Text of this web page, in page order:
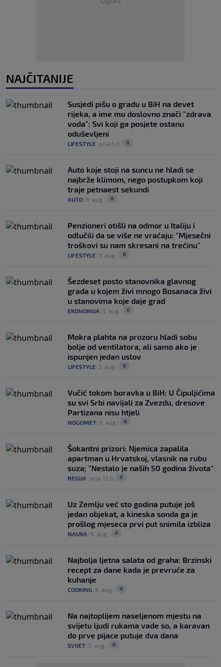
NAJČITANIJE
Susjedi pišu o gradu u BiH na devet
rijeka, a ime mu doslovno znači "zdrava
voda": Svi koji ga posjete ostanu
oduševljeni
LIFESTYLE prije 5 h 0
Auto koje stoji na suncu ne hladi se
najbrže klimom, nego postupkom koji
traje petnaest sekundi
AUTO 6. aug. 0
Penzioneri otišli na odmor u Italiju i
odlučili da se više ne vraćaju: "Mjesečni
troškovi su nam skresani na trećinu"
LIFESTYLE 5. aug. 0
Šezdeset posto stanovnika glavnog
grada u kojem živi mnogo Bosanaca živi
u stanovima koje daje grad
EKONOMIJA 5. aug. 0
Mokra plahta na prozoru hladi sobu
bolje od ventilatora, ali samo ako je
ispunjen jedan uslov
LIFESTYLE 5. aug. 0
Vučić tokom boravka u BiH: U Čipuljićima
su svi Srbi navijali za Zvezdu, dresove
Partizana nisu htjeli
NOGOMET 6. aug. 0
Šokantni prizori: Njemica zapalila
apartman u Hrvatskoj, vlasnik na rubu
suza; "Nestalo je naših 50 godina života"
REGIJA prije 12 h 0
Uz Zemlju već sto godina putuje još
jedan objekat, a kineska sonda ga je
prošlog mjeseca prvi put snimila izbliza
NAUKA 6. aug. 0
Najbolja ljetna salata od graha: Brzinski
recept za dane kada je prevruće za
kuhanje
COOKING 6. aug. 0
Na najtoplijem naseljenom mjestu na
svijetu ljudi rukama vade so, a karavan
do prve pijace putuje dva dana
SVIJET 5. aug. 0